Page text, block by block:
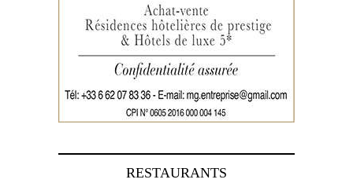
RESTAURANTS